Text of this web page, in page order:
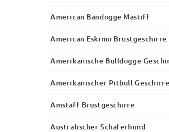
American Bandogge Mastiff
American Eskimo Brustgeschirre
Amerikanische Bulldogge
Amerikanischer Pitbull Geschirre
Amstaff Brustgeschirre
Australischer Schäferhund